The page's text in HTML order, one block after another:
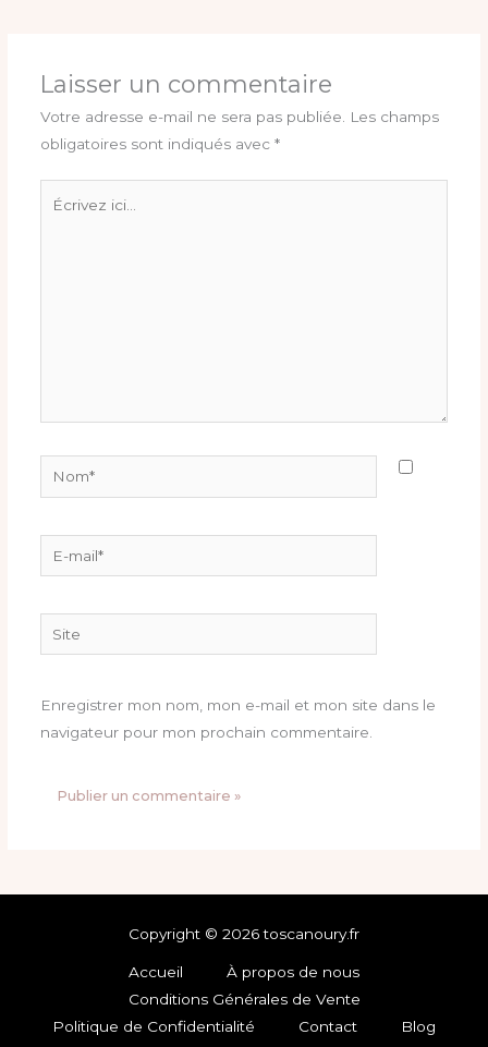
Laisser un commentaire
Votre adresse e-mail ne sera pas publiée.
Les champs
obligatoires sont indiqués avec *
mail*
Site
Enregistrer mon nom, mon e-mail et mon site dans le
navigateur pour mon prochain commentaire.
Copyright © 2026 toscanoury.fr
Accueil
À propos de nous
Conditions Générales de Vente
Politique de Confidentialité
Contact Blog